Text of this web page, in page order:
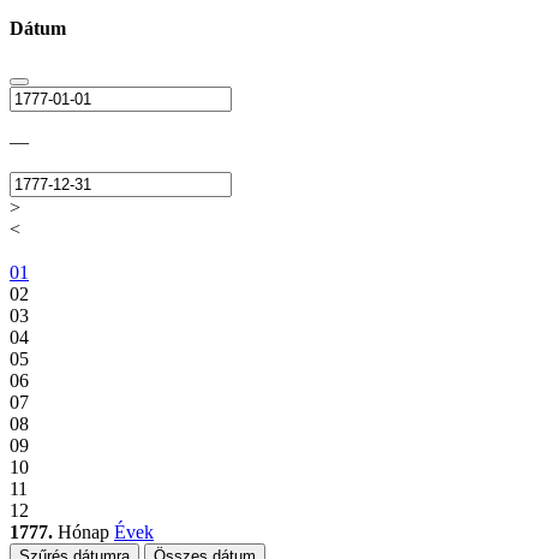
Dátum
—
>
<
01
02
03
04
05
06
07
08
09
10
11
12
1777. Hónap Évek